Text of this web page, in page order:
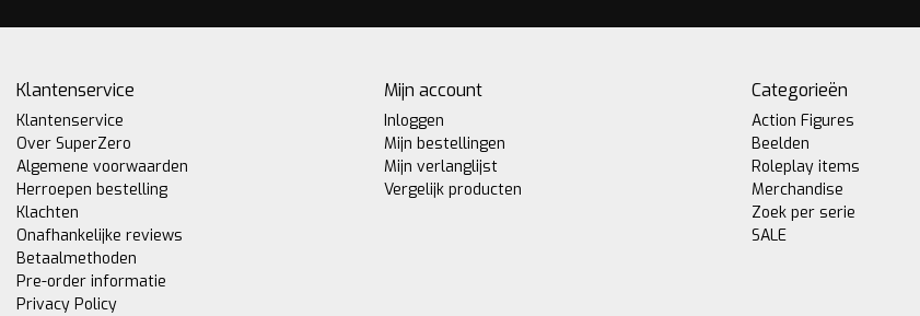
Klantenservice
Klantenservice
Over SuperZero
Algemene voorwaarden
Herroepen bestelling
Klachten
Onafhankelijke reviews
Betaalmethoden
Pre-order informatie
Privacy Policy
Mijn account
Inloggen
Mijn bestellingen
Mijn verlanglijst
Vergelijk producten
Categorieën
Action Figures
Beelden
Roleplay items
Merchandise
Zoek per serie
SALE